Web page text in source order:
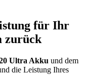
für Ihr
zurück
Ultra Akku und dem
die Leistung Ihres